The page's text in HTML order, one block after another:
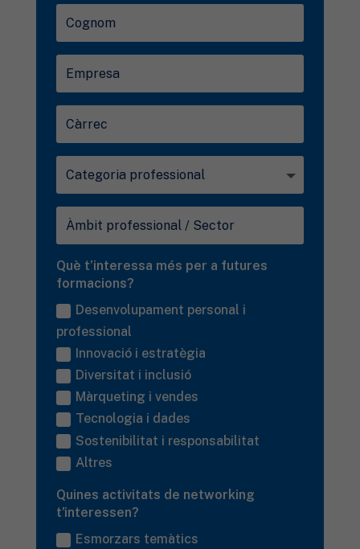
Què t’interessa més per a futures
formacions?
Desenvolupament personal i
professional
Innovació i estratègia
Diversitat i inclusió
Màrqueting i vendes
Tecnologia i dades
Sostenibilitat i responsabilitat
Altres
Quines activitats de networking
t'interessen?
Esmorzars temàtics